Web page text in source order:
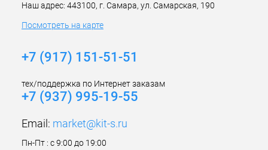
Наш адрес: 443100, г. Самара, ул. Самарская, 190
Посмотреть на карте
+7 (917) 151-51-51
тех/поддержка по Интернет заказам
+7 (937) 995-19-55
Email: market@kit-s.ru
Пн-Пт : с 9:00 до 19:00